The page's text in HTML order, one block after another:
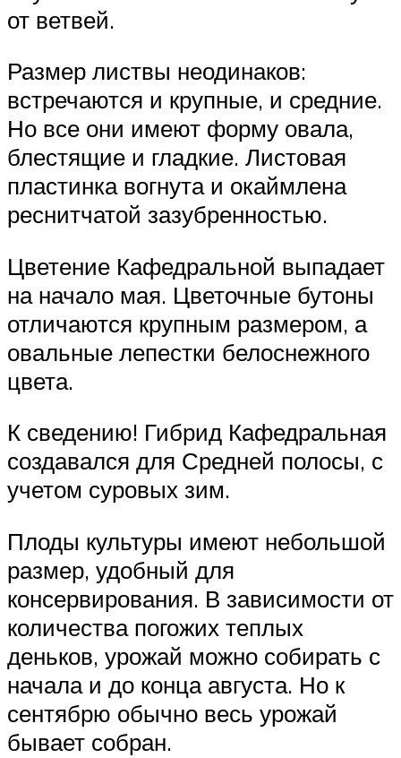
от ветвей.
Размер листвы неодинаков:
встречаются и крупные, и средние.
Но все они имеют форму овала,
блестящие и гладкие. Листовая
пластинка вогнута и окаймлена
реснитчатой зазубренностью.
Цветение Кафедральной выпадает
на начало мая. Цветочные бутоны
отличаются крупным размером, а
овальные лепестки белоснежного
цвета.
К сведению! Гибрид Кафедральная
создавался для Средней полосы, с
учетом суровых зим.
Плоды культуры имеют небольшой
размер, удобный для
консервирования. В зависимости от
количества погожих теплых
деньков, урожай можно собирать с
начала и до конца августа. Но к
сентябрю обычно весь урожай
бывает собран.